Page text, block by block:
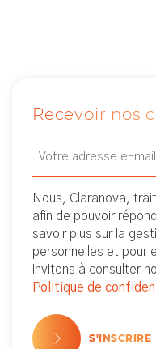
Recevoir nos
Newsletter
Nous, Claranova,
afin de pouvoir
savoir plus sur la
personnelles et pour
invitons à consulter
Politique de
S'INSCRIRE